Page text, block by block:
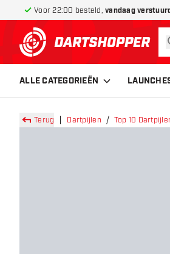
Voor 22:00 besteld, vandaag
terug naar home
ALLE CATEGORIEËN
Terug Dartpijlen Top 10